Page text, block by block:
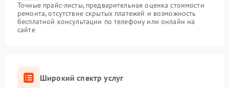
Точные прайс-листы, предварительная оценка стоимости
ремонта, отсутствие скрытых платежей и возможность
бесплатной консультации по телефону или онлайн на
сайте
Широкий спектр услуг